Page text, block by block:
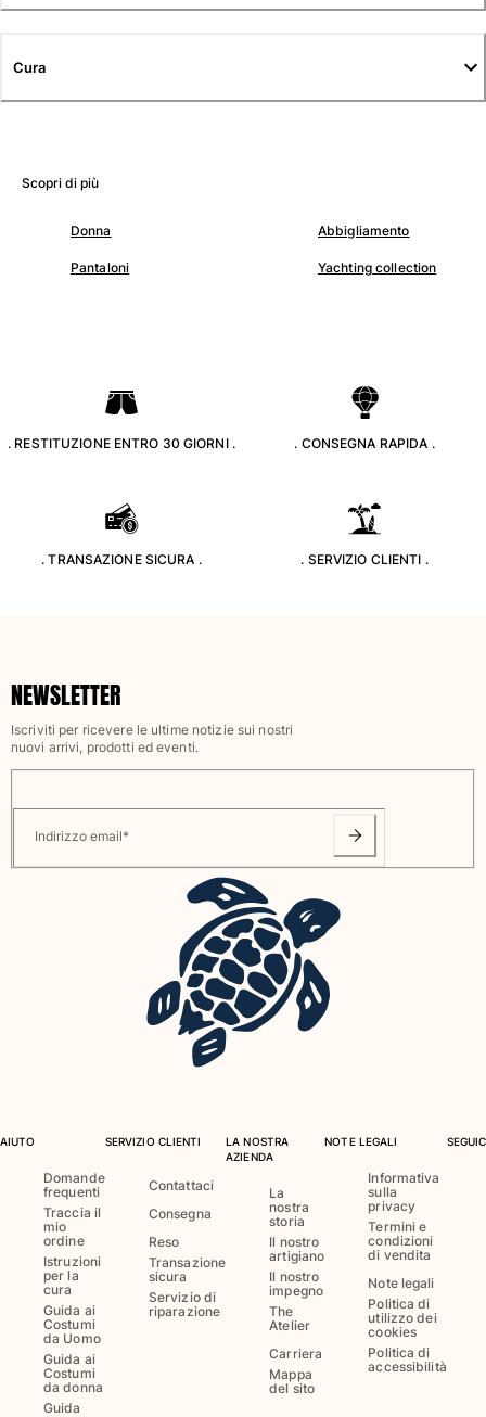
Kimonos
Neonato
Classico
Costumi da bagno Ricamati
Rashguard
Costumi da bagno magici
T-shirt
Pantaloni
Camicie
Felpe
Vedi tutti i Abbigliamento
Costumi da bagno
Costumi Interi
Vedi tutti i Costumi da bagno
Abbigliamento
Pantaloncini
Felpe
T-shirt
Vedi tutti i Abbigliamento
Neonato
Cura
Scopri di più
Donna Abbigliamento
Pantaloni Yachting collection
. RESTITUZIONE ENTRO 30 GIORNI . . CONSEGNA RAPIDA .
. TRANSAZIONE SICURA . . SERVIZIO CLIENTI .
NEWSLETTER
Iscriviti per ricevere le ultime notizie sui nostri
nuovi arrivi, prodotti ed eventi.
Indirizzo email*
AIUTO
Domande
frequenti
Traccia il
mio
ordine
Istruzioni
per la
cura
Guida ai
Costumi
da Uomo
Guida ai
Costumi
da donna
Guida
SERVIZIO CLIENTI
Contattaci
Consegna
Reso
Transazione
sicura
Servizio di
riparazione
LA NOSTRA
AZIENDA
La
nostra
storia
Il nostro
artigiano
Il nostro
impegno
The
Atelier
Carriera
Mappa
del sito
NOTE LEGALI
Informativa
sulla
privacy
Termini e
condizioni
di vendita
Note legali
Politica di
utilizzo dei
cookies
Politica di
accessibilità